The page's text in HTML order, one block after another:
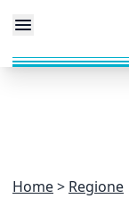
Home Regione